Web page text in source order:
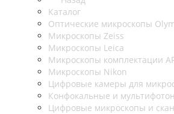
Каталог
Оптические микроскопы
Микроскопы Zeiss
Микроскопы Leica
Микроскопы комплектации
Микроскопы Nikon
Цифровые камеры для
Конфокальные и
Цифровые микроскопы и